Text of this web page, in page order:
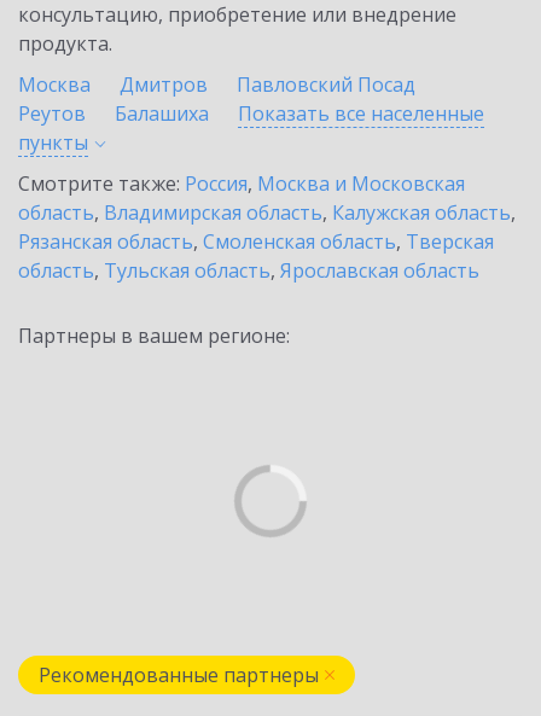
консультацию, приобретение или внедрение
продукта.
Москва
Дмитров
Павловский Посад
Реутов
Балашиха
Показать все населенные
пункты
Смотрите также: Россия, Москва и Московская
область, Владимирская область, Калужская область,
Рязанская область, Смоленская область, Тверская
область, Тульская область, Ярославская область
Партнеры в вашем регионе:
Рекомендованные партнеры